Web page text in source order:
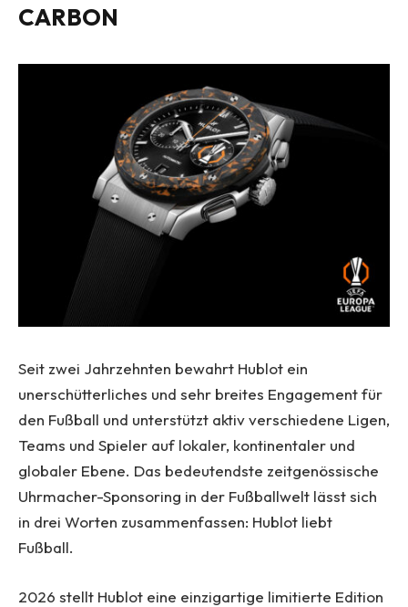
CARBON
Seit zwei Jahrzehnten bewahrt Hublot ein
unerschütterliches und sehr breites Engagement für
den Fußball und unterstützt aktiv verschiedene Ligen,
Teams und Spieler auf lokaler, kontinentaler und
globaler Ebene. Das bedeutendste zeitgenössische
Uhrmacher-Sponsoring in der Fußballwelt lässt sich
in drei Worten zusammenfassen: Hublot liebt
Fußball.
2026 stellt Hublot eine einzigartige limitierte Edition